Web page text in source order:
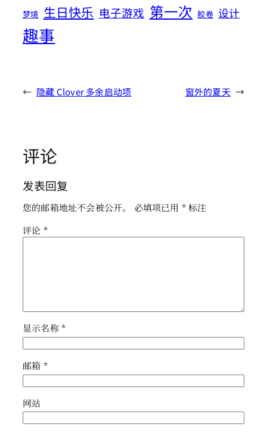
梦境 生日快乐 电子游戏 第一次 胶卷 设计
趣事
← 隐藏 Clover 多余启动项 窗外的夏天 →
评论
发表回复
您的邮箱地址不会被公开。 必填项已用 *标注
评论 *
显示名称*
邮箱 *
网站